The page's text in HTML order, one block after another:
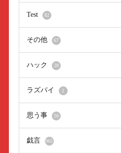
Test 82
その他 67
ハック 28
ラズパイ 2
思う事 56
戯言 965